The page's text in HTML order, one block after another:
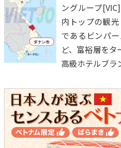
ングループ
内トップの観
であるビンパ
ど、富裕層を
高級ホテルブラ